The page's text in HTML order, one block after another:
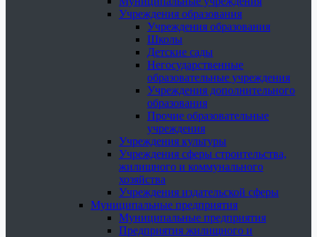
Учреждения образования
Учреждения образования
Школы
Детские сады
Негосударственные
образовательные учреждения
Учреждения дополнительного
образования
Прочие образовательные
учреждения
Учреждения культуры
Учреждения сферы строительства,
жилищного и коммунального
хозяйства
Учреждения издательской сферы
Муниципальные предприятия
Муниципальные предприятия
Предприятия жилищного и